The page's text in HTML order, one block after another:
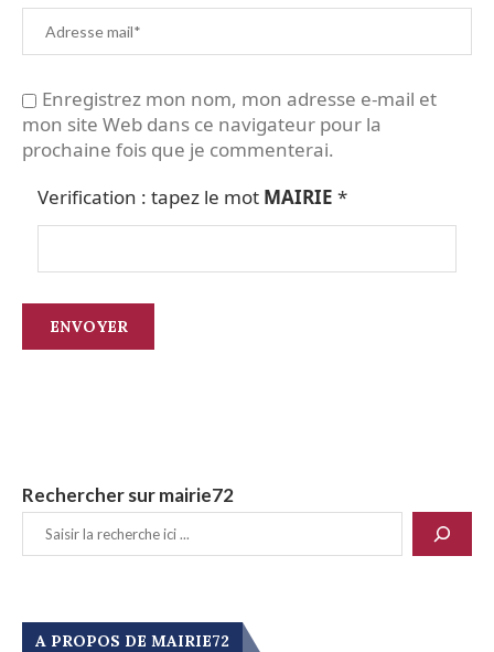
Enregistrez mon nom, mon adresse e-mail et
mon site Web dans ce navigateur pour la
prochaine fois que je commenterai.
Verification : tapez le mot MAIRIE *
Rechercher sur mairie72
A PROPOS DE MAIRIE72